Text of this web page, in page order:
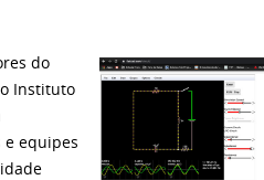
do
Instituto
e equipes